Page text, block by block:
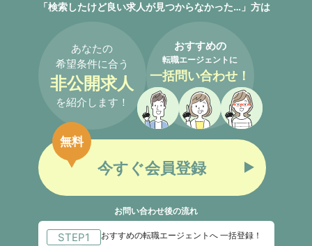
「検索したけど良い求人が見つからなかった…」方は
あなたの
希望条件に合う
非公開求人
を紹介します！
おすすめの
転職エージェントに
一括問い合わせ！
今すぐ会員登録
無料
お問い合わせ後の流れ
STEP1 おすすめの転職エージェントへ 一括登録！